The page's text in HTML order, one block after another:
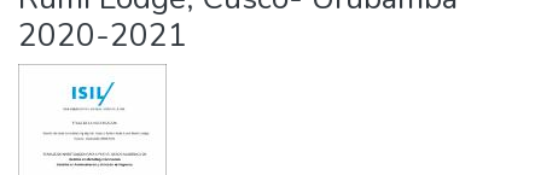
2020-2021